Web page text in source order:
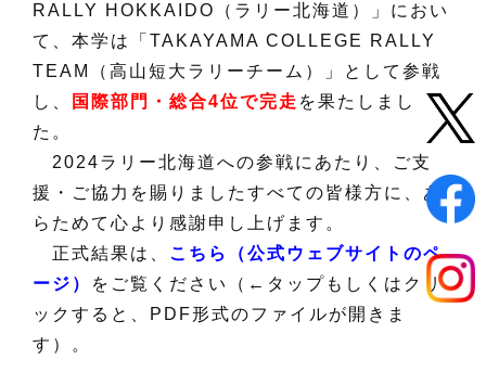
RALLY HOKKAIDO（ラリー北海道）」におい
て、本学は「TAKAYAMA COLLEGE RALLY
TEAM（高山短大ラリーチーム）」として参戦
し、
国際部門・総合4位で完走 を果たしまし
た。
2024ラリー北海道への参戦にあたり、ご支
援・ご協力を賜りましたすべての皆様方に、あ
らためて心より感謝申し上げます。
正式結果は、 こちら（公式ウェブサイトのペ
ージ）
をご覧ください（←タップもしくはクリ
ックすると、PDF形式のファイルが開きま
す）。